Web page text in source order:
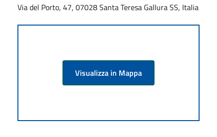
Via del Porto, 47, 07028 Santa Teresa Gallura SS, Italia
Visualizza in Mappa